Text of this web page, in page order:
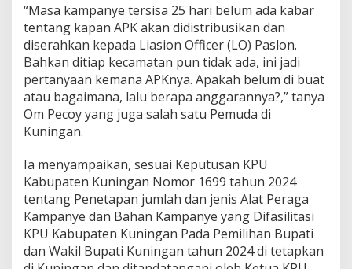
“Masa kampanye tersisa 25 hari belum ada kabar
tentang kapan APK akan didistribusikan dan
diserahkan kepada Liasion Officer (LO) Paslon.
Bahkan ditiap kecamatan pun tidak ada, ini jadi
pertanyaan kemana APKnya. Apakah belum di buat
atau bagaimana, lalu berapa anggarannya?,” tanya
Om Pecoy yang juga salah satu Pemuda di
Kuningan.
Ia menyampaikan, sesuai Keputusan KPU
Kabupaten Kuningan Nomor 1699 tahun 2024
tentang Penetapan jumlah dan jenis Alat Peraga
Kampanye dan Bahan Kampanye yang Difasilitasi
KPU Kabupaten Kuningan Pada Pemilihan Bupati
dan Wakil Bupati Kuningan tahun 2024 di tetapkan